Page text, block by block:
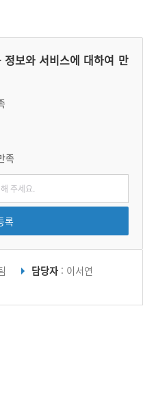
보와 서비스에 대하여 만
족
록
담당자 : 이서연